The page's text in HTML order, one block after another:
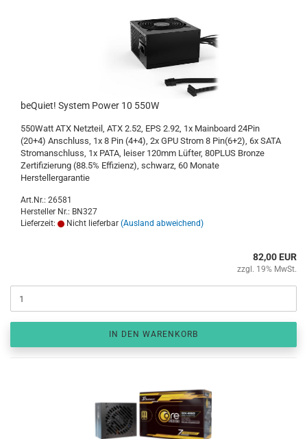
beQuiet! System Power 10 550W
550Watt ATX Netzteil, ATX 2.52, EPS 2.92, 1x Mainboard 24Pin
(20+4) Anschluss, 1x 8 Pin (4+4), 2x GPU Strom 8 Pin(6+2), 6x SATA
Stromanschluss, 1x PATA, leiser 120mm Lüfter, 80PLUS Bronze
Zertifizierung (88.5% Effizienz), schwarz, 60 Monate
Herstellergarantie
Art.Nr.: 26581
Hersteller Nr.: BN327
Lieferzeit:
Nicht lieferbar (Ausland abweichend)
82,00 EUR
zzgl. 19% MwSt.
IN DEN WARENKORB